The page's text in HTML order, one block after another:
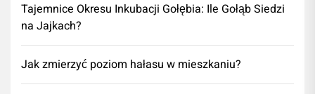
Tajemnice Okresu Inkubacji Gołębia: Ile Gołąb Siedzi
na Jajkach?
Jak zmierzyć poziom hałasu w mieszkaniu?